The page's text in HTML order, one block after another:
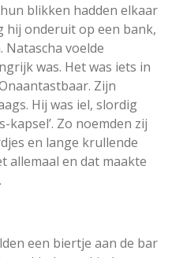
blikken hadden elkaar
hij onderuit op een bank,
voelde
was. Het was iets in
Zijn
Hij was iel, slordig
kapsel’. Zo noemden zij
en lange krullende
allemaal en dat maakte
een biertje aan de bar